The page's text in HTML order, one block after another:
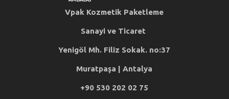
Vpak Kozmetik Paketleme
Sanayi ve Ticaret
Yenigöl Mh. Filiz Sokak. no:37
Muratpaşa | Antalya
+90 530 202 02 75